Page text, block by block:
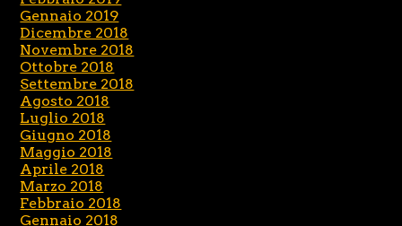
Gennaio 2019
Dicembre 2018
Novembre 2018
Ottobre 2018
Settembre 2018
Agosto 2018
Luglio 2018
Giugno 2018
Maggio 2018
Aprile 2018
Marzo 2018
Febbraio 2018
Gennaio 2018